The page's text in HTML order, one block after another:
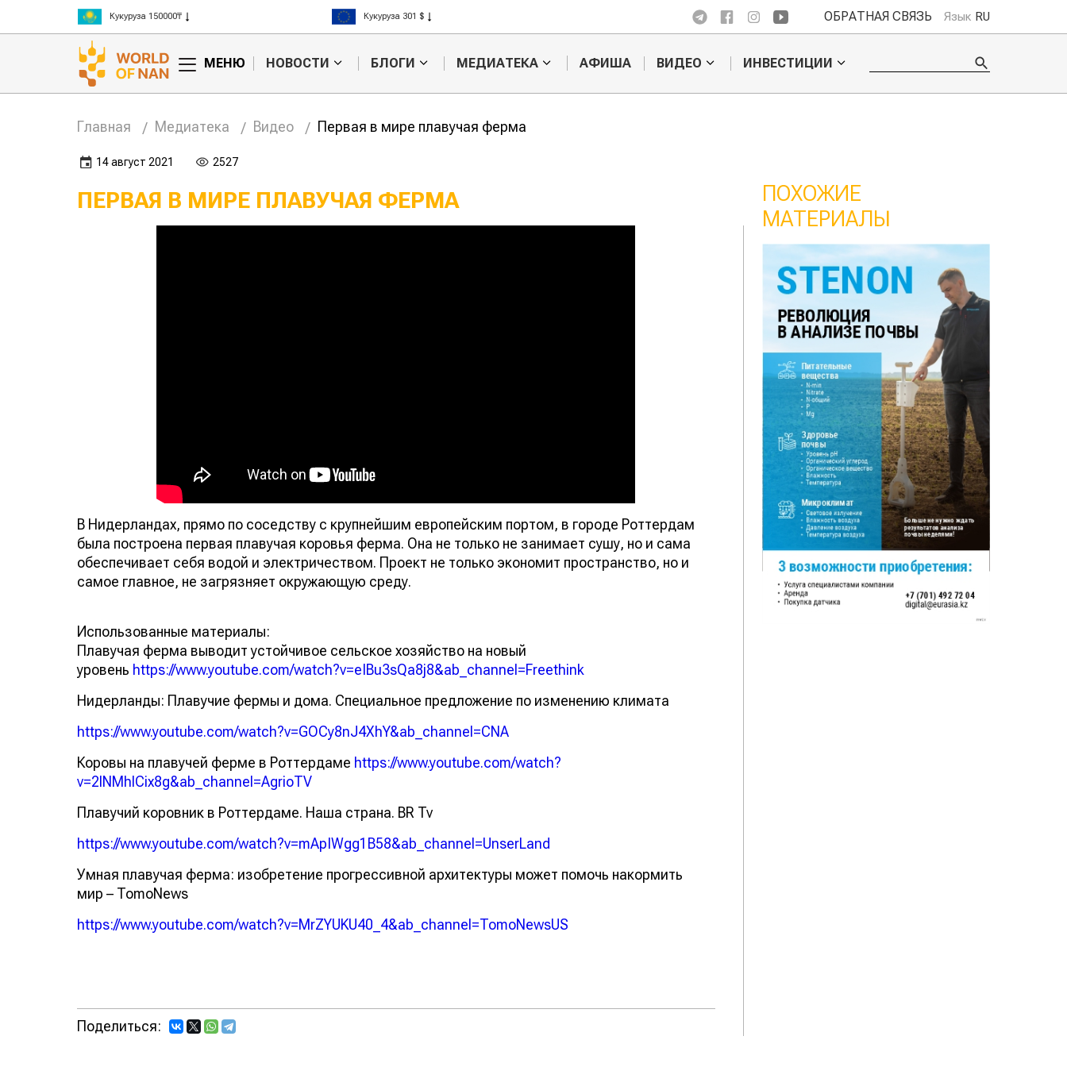
Кукуруза 150000₸
Рис 300000₸
Пшеница 3 класс 125000₸
Кукуруза 301 $
Рис 408 $
ОБРАТНАЯ СВЯЗЬ Язык RU
МЕНЮ НОВОСТИ БЛОГИ МЕДИАТЕКА АФИША ВИДЕО ИНВЕСТИЦИИ
Главная Медиатека Видео Первая в мире плавучая ферма
14 август 2021 2527
ПЕРВАЯ В МИРЕ ПЛАВУЧАЯ ФЕРМА
В Нидерландах, прямо по соседству с крупнейшим европейским портом, в городе Роттердам
была построена первая плавучая коровья ферма. Она не только не занимает сушу, но и сама
обеспечивает себя водой и электричеством. Проект не только экономит пространство, но и
самое главное, не загрязняет окружающую среду.
Использованные материалы:
Плавучая ферма выводит устойчивое сельское хозяйство на новый
уровень https://www.youtube.com/watch?v=eIBu3sQa8j8&ab_channel=Freethink
Нидерланды: Плавучие фермы и дома. Специальное предложение по изменению климата
https://www.youtube.com/watch?v=GOCy8nJ4XhY&ab_channel=CNA
Коровы на плавучей ферме в Роттердаме https://www.youtube.com/watch?
v=2lNMhlCix8g&ab_channel=AgrioTV
Плавучий коровник в Роттердаме. Наша страна. BR Tv
https://www.youtube.com/watch?v=mApIWgg1B58&ab_channel=UnserLand
Умная плавучая ферма: изобретение прогрессивной архитектуры может помочь накормить
мир – TomoNews
https://www.youtube.com/watch?v=MrZYUKU40_4&ab_channel=TomoNewsUS
Поделиться:
ПОХОЖИЕ
МАТЕРИАЛЫ